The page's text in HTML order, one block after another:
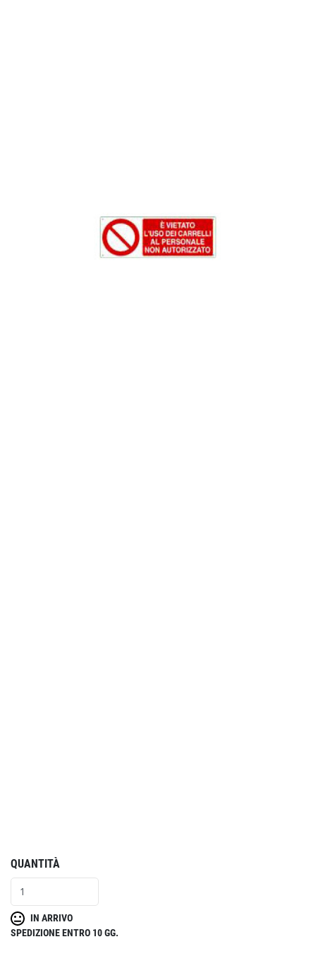
QUANTITÀ
IN ARRIVO
SPEDIZIONE ENTRO 10 GG.